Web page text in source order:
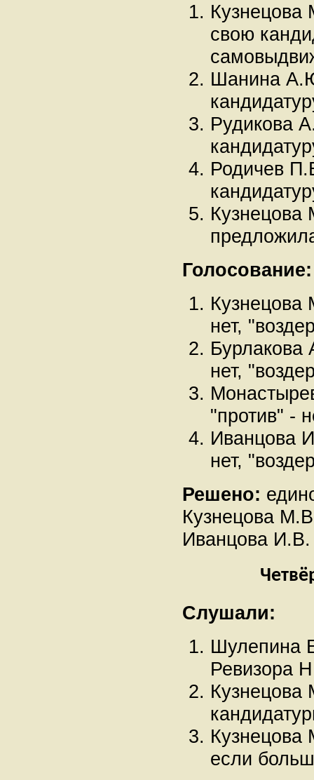
Кузнецова
свою
Шанина
Рудикова
Родичев
Кузнецова
Голосование:
Кузнецова
нет,
Бурлакова
нет,
"против" -
Иванцова
нет,
Решено:
Кузнецова
Иванцова И.В.
Слушали:
Шулепина
Ревизора
Кузнецова
Кузнецова
если